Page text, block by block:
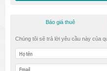
Báo giá thuê
Chúng tôi sẽ trả lời yêu cầu này của